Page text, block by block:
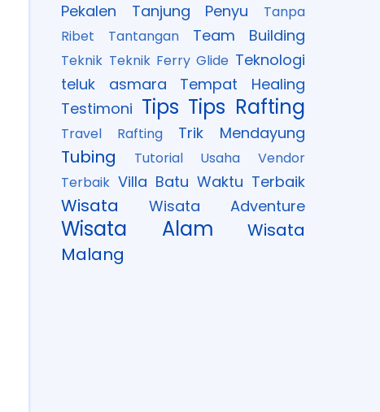
Pekalen
Tanjung Penyu
Tanpa
Ribet
Tantangan Team Building
Teknik Teknik Ferry Glide Teknologi
teluk asmara
Tempat Healing
Testimoni Tips Tips Rafting
Travel Rafting Trik Mendayung
Tubing Tutorial Usaha
Vendor
Terbaik Villa Batu Waktu Terbaik
Wisata Wisata Adventure
Wisata Alam
Wisata
Malang